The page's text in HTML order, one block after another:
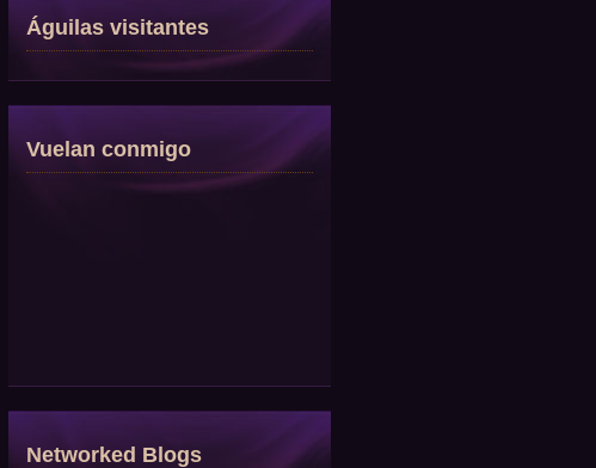
Águilas visitantes
Vuelan conmigo
Networked Blogs